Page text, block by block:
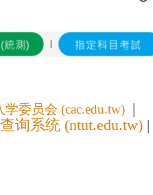
|
委员会 (cac.edu.tw) |
询系统 (ntut.edu.tw) |